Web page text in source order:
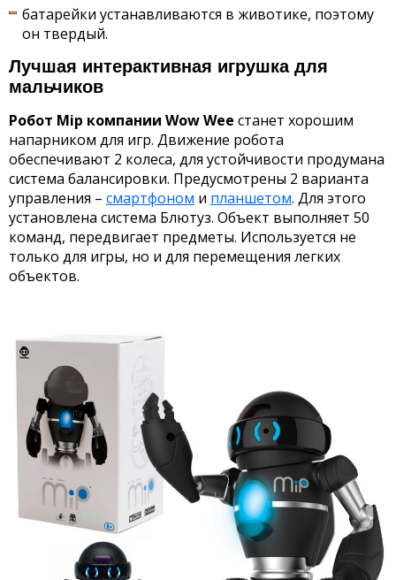
батарейки устанавливаются в животике, поэтому
он твердый.
Лучшая интерактивная игрушка для
мальчиков
Робот Mip компании WowWee станет хорошим
напарником для игр. Движение робота
обеспечивают 2 колеса, для устойчивости продумана
система балансировки. Предусмотрены 2 варианта
управления – смартфоном и планшетом. Для этого
установлена система Блютуз. Объект выполняет 50
команд, передвигает предметы. Используется не
только для игры, но и для перемещения легких
объектов.